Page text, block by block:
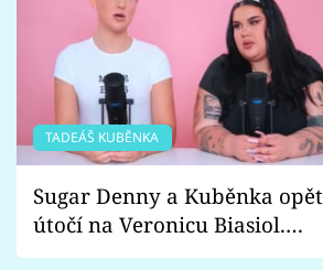
TADEÁŠ KUBĚNKA
Sugar Denny a Kuběnka opět
útočí na Veronicu Biasiol.
Proč je podle nich falešná a